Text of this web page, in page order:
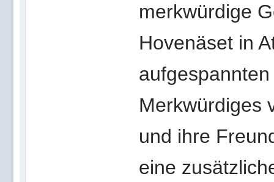
merkwürdige
Hovenäset in
Merkwürdiges
und ihre
eine